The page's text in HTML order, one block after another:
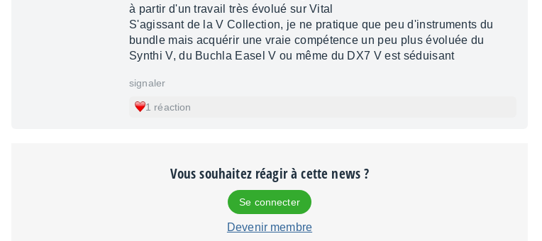
à partir d'un travail très évolué sur Vital
S'agissant de la V Collection, je ne pratique que peu d'instruments du
bundle mais acquérir une vraie compétence un peu plus évoluée du
Synthi V, du Buchla Easel V ou même du DX7 V est séduisant
signaler
1 réaction
Vous souhaitez réagir à cette news ?
Se connecter
Devenir membre